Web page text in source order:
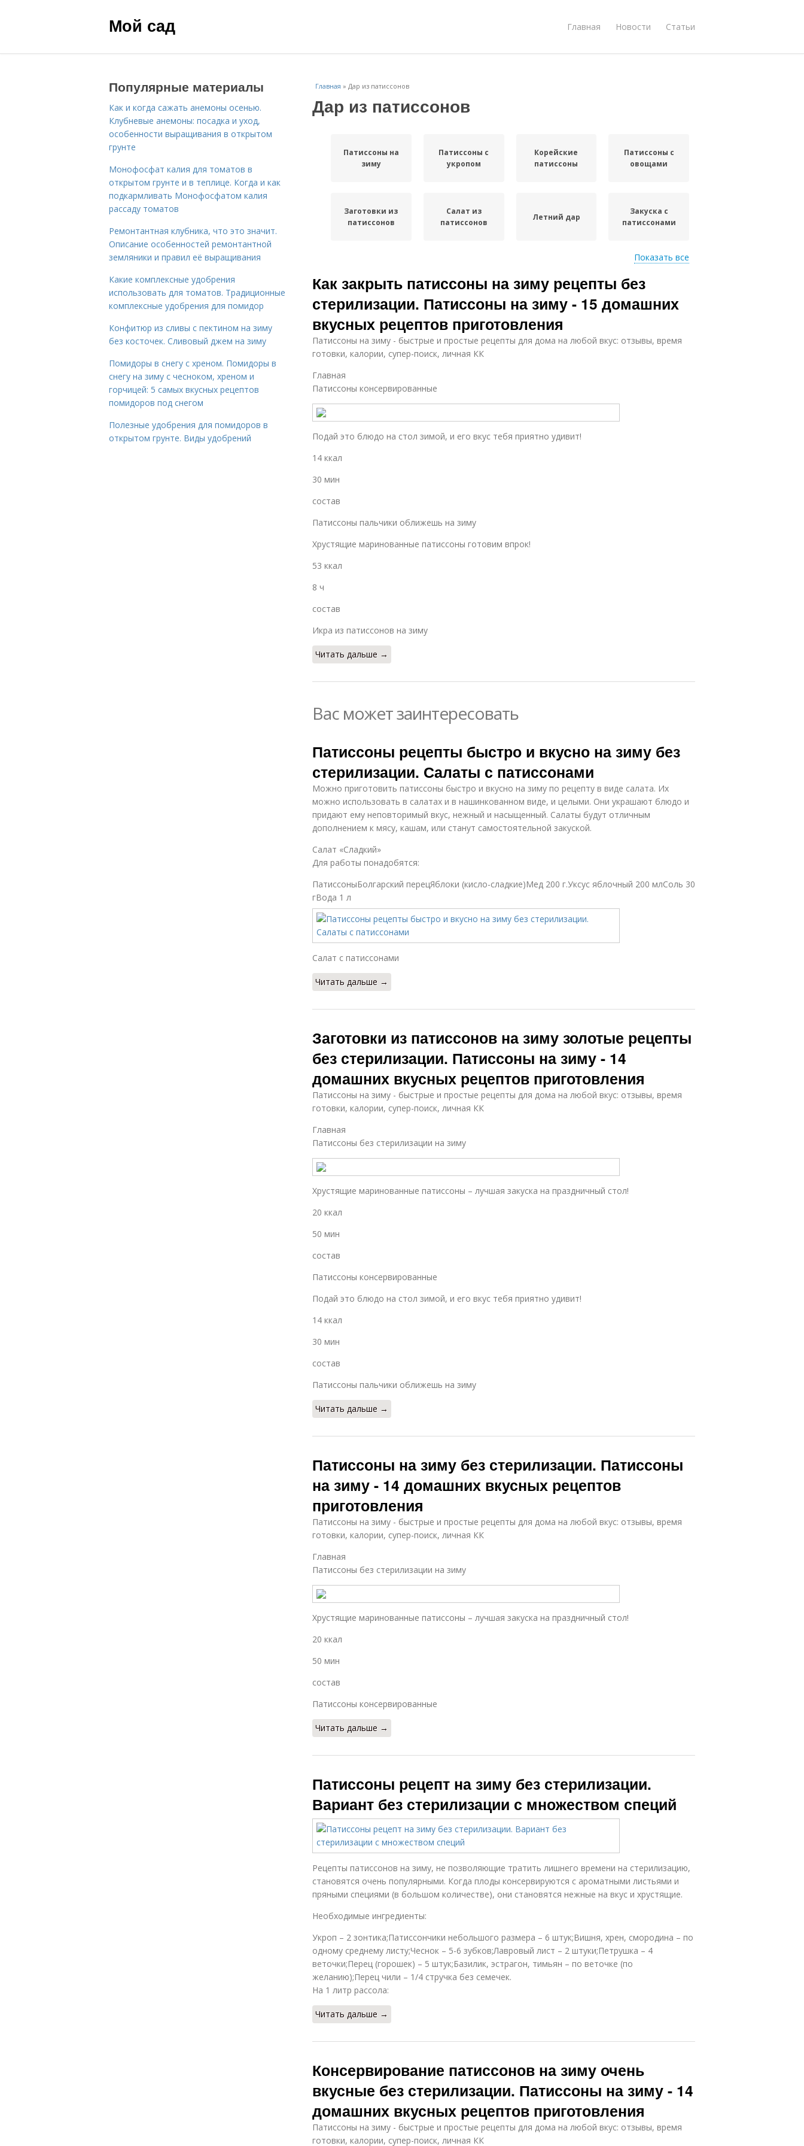
Мой сад Главная Новости Статьи
Главная » Дар из патиссонов
Дар из патиссонов
Патиссоны на
зиму
Патиссоны с
укропом
Корейские
патиссоны
Патиссоны с
овощами
Заготовки из
патиссонов
Салат из
патиссонов
Летний дар
Закуска с
патиссонами
Показать все
Как закрыть патиссоны на зиму рецепты без
стерилизации. Патиссоны на зиму - 15 домашних
вкусных рецептов приготовления
Патиссоны на зиму - быстрые и простые рецепты для дома на любой вкус: отзывы, время
готовки, калории, супер-поиск, личная КК
Главная
Патиссоны консервированные
Подай это блюдо на стол зимой, и его вкус тебя приятно удивит!
14 ккал
30 мин
состав
Патиссоны пальчики оближешь на зиму
Хрустящие маринованные патиссоны готовим впрок!
53 ккал
8 ч
состав
Икра из патиссонов на зиму
Читать дальше →
Вас может заинтересовать
Патиссоны рецепты быстро и вкусно на зиму без
стерилизации. Салаты с патиссонами
Можно приготовить патиссоны быстро и вкусно на зиму по рецепту в виде салата. Их
можно использовать в салатах и в нашинкованном виде, и целыми. Они украшают блюдо и
придают ему неповторимый вкус, нежный и насыщенный. Салаты будут отличным
дополнением к мясу, кашам, или станут самостоятельной закуской.
Салат «Сладкий»
Для работы понадобятся:
ПатиссоныБолгарский перецЯблоки (кисло-сладкие)Мед 200 г.Уксус яблочный 200 млСоль 30
гВода 1 л
Салат с патиссонами
Читать дальше →
Заготовки из патиссонов на зиму золотые рецепты
без стерилизации. Патиссоны на зиму - 14
домашних вкусных рецептов приготовления
Патиссоны на зиму - быстрые и простые рецепты для дома на любой вкус: отзывы, время
готовки, калории, супер-поиск, личная КК
Главная
Патиссоны без стерилизации на зиму
Хрустящие маринованные патиссоны – лучшая закуска на праздничный стол!
20 ккал
50 мин
состав
Патиссоны консервированные
Подай это блюдо на стол зимой, и его вкус тебя приятно удивит!
14 ккал
30 мин
состав
Патиссоны пальчики оближешь на зиму
Читать дальше →
Патиссоны на зиму без стерилизации. Патиссоны
на зиму - 14 домашних вкусных рецептов
приготовления
Патиссоны на зиму - быстрые и простые рецепты для дома на любой вкус: отзывы, время
готовки, калории, супер-поиск, личная КК
Главная
Патиссоны без стерилизации на зиму
Хрустящие маринованные патиссоны – лучшая закуска на праздничный стол!
20 ккал
50 мин
состав
Патиссоны консервированные
Читать дальше →
Патиссоны рецепт на зиму без стерилизации.
Вариант без стерилизации с множеством специй
Рецепты патиссонов на зиму, не позволяющие тратить лишнего времени на стерилизацию,
становятся очень популярными. Когда плоды консервируются с ароматными листьями и
пряными специями (в большом количестве), они становятся нежные на вкус и хрустящие.
Необходимые ингредиенты:
Укроп – 2 зонтика;Патиссончики небольшого размера – 6 штук;Вишня, хрен, смородина – по
одному среднему листу;Чеснок – 5-6 зубков;Лавровый лист – 2 штуки;Петрушка – 4
веточки;Перец (горошек) – 5 штук;Базилик, эстрагон, тимьян – по веточке (по
желанию);Перец чили – 1/4 стручка без семечек.
На 1 литр рассола:
Читать дальше →
Консервирование патиссонов на зиму очень
вкусные без стерилизации. Патиссоны на зиму - 14
домашних вкусных рецептов приготовления
Патиссоны на зиму - быстрые и простые рецепты для дома на любой вкус: отзывы, время
готовки, калории, супер-поиск, личная КК
Популярные материалы
Как и когда сажать анемоны осенью.
Клубневые анемоны: посадка и уход,
особенности выращивания в открытом
грунте
Монофосфат калия для томатов в
открытом грунте и в теплице. Когда и как
подкармливать Монофосфатом калия
рассаду томатов
Ремонтантная клубника, что это значит.
Описание особенностей ремонтантной
земляники и правил её выращивания
Какие комплексные удобрения
использовать для томатов. Традиционные
комплексные удобрения для помидор
Конфитюр из сливы с пектином на зиму
без косточек. Сливовый джем на зиму
Помидоры в снегу с хреном. Помидоры в
снегу на зиму с чесноком, хреном и
горчицей: 5 самых вкусных рецептов
помидоров под снегом
Полезные удобрения для помидоров в
открытом грунте. Виды удобрений